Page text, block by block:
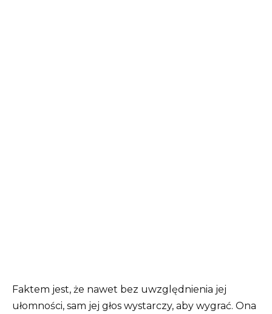
Faktem jest, że nawet bez uwzględnienia jej
ułomności, sam jej głos wystarczy, aby wygrać. Ona